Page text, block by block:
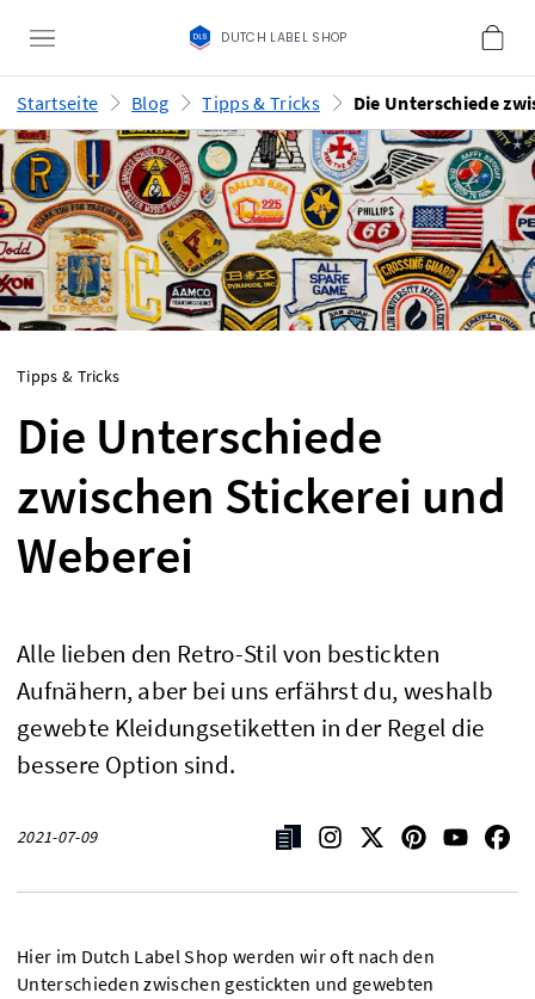
DUTCH LABEL SHOP
Startseite Blog Tipps & Tricks
Tipps & Tricks
Die Unterschiede
zwischen Stickerei und
Weberei
Alle lieben den Retro-Stil von bestickten
Aufnähern, aber bei uns erfährst du, weshalb
gewebte Kleidungsetiketten in der Regel die
bessere Option sind.
2021-07-09
Hier im Dutch Label Shop werden wir oft nach den
Unterschieden zwischen gestickten und gewebten